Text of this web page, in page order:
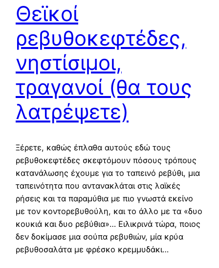
Θεϊκοί
ρεβυθοκεφτέδες,
νηστίσιμοι,
τραγανοί (θα τους
λατρέψετε)
Ξέρετε, καθώς έπλαθα αυτούς εδώ τους
ρεβυθοκεφτέδες σκεφτόμουν πόσους τρόπους
κατανάλωσης έχουμε για το ταπεινό ρεβύθι, μια
ταπεινότητα που αντανακλάται στις λαϊκές
ρήσεις και τα παραμύθια με πιο γνωστά εκείνο
με τον κοντορεβυθούλη, και το άλλο με τα «δυο
κουκιά και δυο ρεβύθια»… Ειλικρινά τώρα, ποιος
δεν δοκίμασε μια σούπα ρεβυθιών, μία κρύα
ρεβυθοσαλάτα με φρέσκο κρεμμυδάκι…